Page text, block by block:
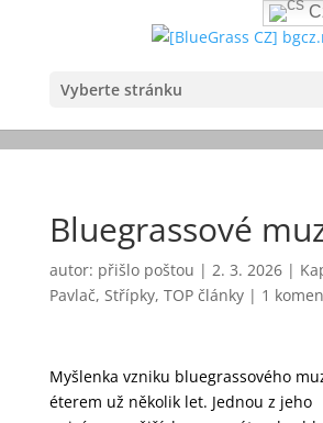
Vyberte stránku
Bluegrassové
autor: přišlo poštou | 2. 3. 2026|
Pavlač, Střípky, TOP články| 1
Myšlenka vzniku bluegrassového
éterem už několik let. Jednou z jeho